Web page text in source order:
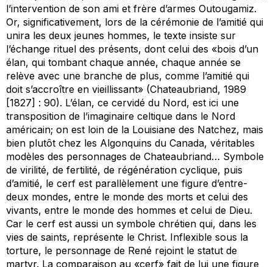
l’intervention de son ami et frère d’armes Outougamiz.
Or, significativement, lors de la cérémonie de l’amitié qui
unira les deux jeunes hommes, le texte insiste sur
l’échange rituel des présents, dont celui des «bois d’un
élan, qui tombant chaque année, chaque année se
relève avec une branche de plus, comme l’amitié qui
doit s’accroître en vieillissant» (Chateaubriand, 1989
[1827] : 90). L’élan, ce cervidé du Nord, est ici une
transposition de l’imaginaire celtique dans le Nord
américain; on est loin de la Louisiane des Natchez, mais
bien plutôt chez les Algonquins du Canada, véritables
modèles des personnages de Chateaubriand… Symbole
de virilité, de fertilité, de régénération cyclique, puis
d’amitié, le cerf est parallèlement une figure d’entre-
deux mondes, entre le monde des morts et celui des
vivants, entre le monde des hommes et celui de Dieu.
Car le cerf est aussi un symbole chrétien qui, dans les
vies de saints, représente le Christ. Inflexible sous la
torture, le personnage de René rejoint le statut de
martyr. La comparaison au «cerf» fait de lui une figure